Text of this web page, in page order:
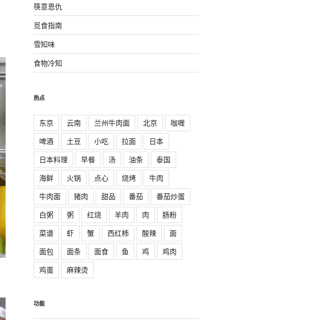
筷意恩仇
觅食指南
雪知味
食物冷知
热点
东京 云南 兰州牛肉面 北京
咖喱
啤酒
土豆 小吃 拉面
日本
日本料理
早餐 汤 油条
泰国
海鲜
火锅 点心 烧烤
牛肉
牛肉面
猪肉 甜品 番茄
番茄炒蛋
白粥
粥 红烧 羊肉 肉
肠粉
菜谱
虾 蟹 西红柿 酸辣
面
面包
面条 面食 鱼 鸡
鸡肉
鸡蛋
麻辣烫
功能